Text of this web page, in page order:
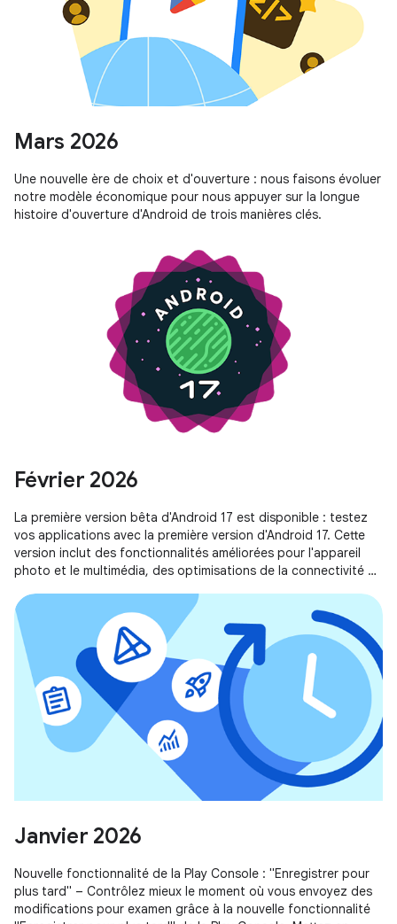
Mars 2026
Une nouvelle ère de choix et d'ouverture : nous faisons évoluer
notre modèle économique pour nous appuyer sur la longue
histoire d'ouverture d'Android de trois manières clés.
Février 2026
La première version bêta d'Android 17 est disponible : testez
vos applications avec la première version d'Android 17. Cette
version inclut des fonctionnalités améliorées pour l'appareil
photo et le multimédia, des optimisations de la connectivité et
Janvier 2026
Nouvelle fonctionnalité de la Play Console : "Enregistrer pour
plus tard" – Contrôlez mieux le moment où vous envoyez des
modifications pour examen grâce à la nouvelle fonctionnalité